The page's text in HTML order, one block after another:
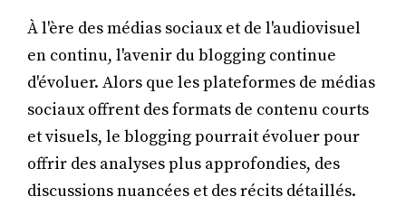
À l'ère des médias sociaux et de l'audiovisuel
en continu, l'avenir du blogging continue
d'évoluer. Alors que les plateformes de médias
sociaux offrent des formats de contenu courts
et visuels, le blogging pourrait évoluer pour
offrir des analyses plus approfondies, des
discussions nuancées et des récits détaillés.